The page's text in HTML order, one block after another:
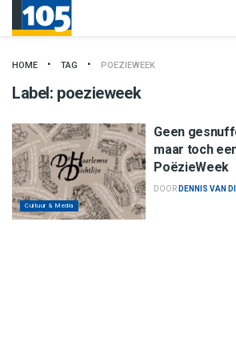
HOME TAG POEZIEWEEK
Label: poezieweek
Cultuur & Media
Geen
maar toch
PoëzieWeek
DOOR DENNIS VAN